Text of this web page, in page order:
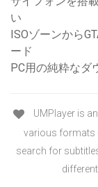
い
ISOゾーンから
ード
PC用の純粋なダ
UMPlayer is
various formats
search for